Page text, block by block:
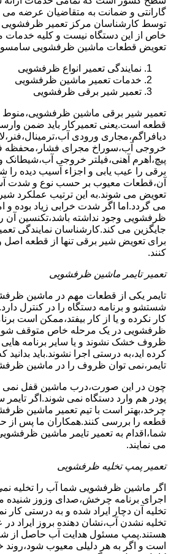
گارانتی و ضمانت به متقاضیان عرضه می
توسط کارشناسان مرکز تعمیر
خاص از این دستگاه نیست و کلیه خدمات
تعویض قطعات ماشین ظرفشویی
نمایندگی تعمیر انواع ظرفشویی
خدمات تعمیر ماشین ظرفشویی
تعمیر شیر برقی ظرفشویی
تعمیر شیر برقی ماشین ظرفشویی،منوط
قطعه است.یعنی تعمیرکار باید ضمن
دیافراگم،مجاری ورودی
خروجی آب،سوراخ مجرای فشار،محفظه
پیچ،اهرم آهنی،فیلتر خروجی آب،شیطانک
برقی را عیب یابی و اجزاء آسیب دیده را
آن،قطعات معیوب بر حسب نوع و شدت
تعویض می شوند.به این ترتیب عملکرد
می گردد.اما اگر شدت خرابی زیاد بوده و
ظرفشویی وجود نداشته باشد،تکنسین آن
جایگزین می کند.کارشناسان نمایندگی
برای تعویض شیر برقی تنها از قطعه اصل
کنند.
تعمیر تایمر ماشین ظرفشویی
تایمر یکی از قطعات مهم در ماشین
شستشو و برنامه دستگاه را در کنترل
کار نکرده و یا از کار بیفتد،ممکن است
ظرفشویی در یک مرحله خاص متوقف
ظروف خشک نشوند و یا سایر برنامه هایی
کرده اید،به درستی اجرا نشوند.باید
تایمر،نمی توان ظروف را در ماشین
چون در این صورت،درب ماشین قفل نمی
پودر هم وارد دستگاه نمی شوند.اگر
چرخد،بهتر است با تیم تعمیر ماشین
قطعه را بررسی کنند.همکاران ما پس از
شما،اقدام به تعمیر تایمر ماشین
می نمایند.
تعمیر پمپ تخلیه ظرفشویی
اگر ماشین ظرفشویی شما آب را تخلیه
اجرای برنامه چرخش،صدای وزوز شنیده
تخلیه آن دچار ایراد شده و به درستی کار
تخلیه نشدن آب،نشان دهنده بروز ایراد
هستند.پمپ مسئول هدایت آب حاصل از
است و اگر به هر دلیلی معیوب